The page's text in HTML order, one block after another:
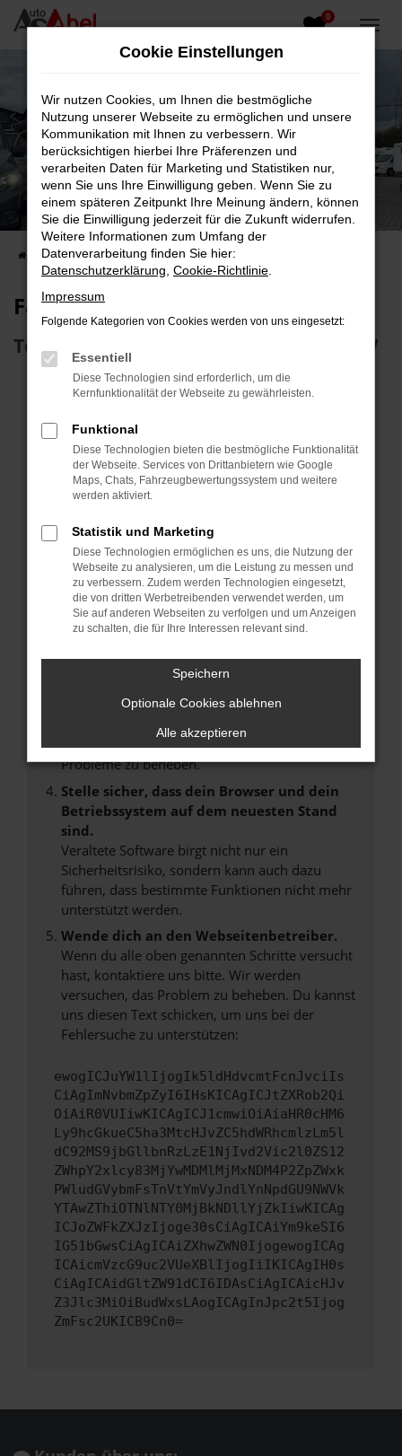
Zum
0
Fahrzeug-Showroom
Top Auswahl an Reisemobilen und PKW
Startseite Fahrzeugangebote Fahrzeugsuche
Fahrzeug-Showroom
Top Auswahl an Reisemobilen und PKW
Fehler: Network Error
Beim Laden ist ein Fehler aufgetreten.
Hier sind ein paar Tipps, die dir helfen können:
Internetverbindung.
Laden andere Webseiten, zum Beispiel deine
Suchmaschine?
Prüfe deine Browsererweiterungen.
Manche Erweiterungen, wie Werbeblocker,
können das Laden bestimmter Seiten
verhindern. Funktioniert die Seite in einem
anderen Browser oder in einem privaten
Starte dein Gerät neu.
Das kann manchmal helfen, vorübergehende
Probleme zu beheben.
Stelle sicher, dass dein Browser und dein
Betriebssystem auf dem neuesten Stand
sind.
Veraltete Software birgt nicht nur ein
Sicherheitsrisiko, sondern kann auch dazu
führen, dass bestimmte Funktionen nicht mehr
unterstützt werden.
Wende dich an den Webseitenbetreiber.
Wenn du alle oben genannten Schritte versucht
hast, kontaktiere uns bitte. Wir werden
versuchen, das Problem zu beheben. Du kannst
uns diesen Text schicken, um uns bei der
Fehlersuche zu unterstützen:
ewogICJuYW1lIjogIk5ldHdvcmtFcnJvciIs
CiAgImNvbmZpZyI6IHsKICAgICJtZXRob2Qi
OiAiR0VUIiwKICAgICJ1cmwiOiAiaHR0cHM6
Ly9hcGkueC5ha3MtcHJvZC5hdWRhcmlzLm5l
dC92MS9jbGllbnRzLzE1NjIvd2Vic2l0ZS12
ZWhpY2xlcy83MjYwMDMlMjMxNDM4P2ZpZWxk
PWludGVybmFsTnVtYmVyJndlYnNpdGU9NWVk
YTAwZThiOTNlNTY0MjBkNDllYjZkIiwKICAg
ICJoZWFkZXJzIjoge30sCiAgICAiYm9keSI6
IG51bGwsCiAgICAiZXhwZWN0IjogewogICAg
ICAicmVzcG9uc2VUeXBlIjogIiIKICAgIH0s
CiAgICAidGltZW91dCI6IDAsCiAgICAicHJv
Z3Jlc3MiOiBudWxsLAogICAgInJpc2t5Ijog
ZmFsc2UKICB9Cn0=
Cookie Einstellungen
Wir nutzen Cookies, um Ihnen die bestmögliche
Nutzung unserer Webseite zu ermöglichen und unsere
Kommunikation mit Ihnen zu verbessern. Wir
berücksichtigen hierbei Ihre Präferenzen und
verarbeiten Daten für Marketing und Statistiken nur,
wenn Sie uns Ihre Einwilligung geben. Wenn Sie zu
einem späteren Zeitpunkt Ihre Meinung ändern, können
Sie die Einwilligung jederzeit für die Zukunft widerrufen.
Weitere Informationen zum Umfang der
Datenverarbeitung finden Sie hier:
Datenschutzerklärung Cookie-Richtlinie
Impressum
Folgende Kategorien von Cookies werden von uns eingesetzt:
Essentiell
Diese Technologien sind erforderlich, um die
Kernfunktionalität der Webseite zu gewährleisten.
Funktional
Diese Technologien bieten die bestmögliche Funktionalität
der Webseite. Services von Drittanbietern wie Google
Maps, Chats, Fahrzeugbewertungssystem und weitere
werden aktiviert.
Statistik und Marketing
Diese Technologien ermöglichen es uns, die Nutzung der
Webseite zu analysieren, um die Leistung zu messen und
zu verbessern. Zudem werden Technologien eingesetzt,
die von dritten Werbetreibenden verwendet werden, um
Sie auf anderen Webseiten zu verfolgen und um Anzeigen
zu schalten, die für Ihre Interessen relevant sind.
Speichern
Optionale Cookies ablehnen
Alle akzeptieren